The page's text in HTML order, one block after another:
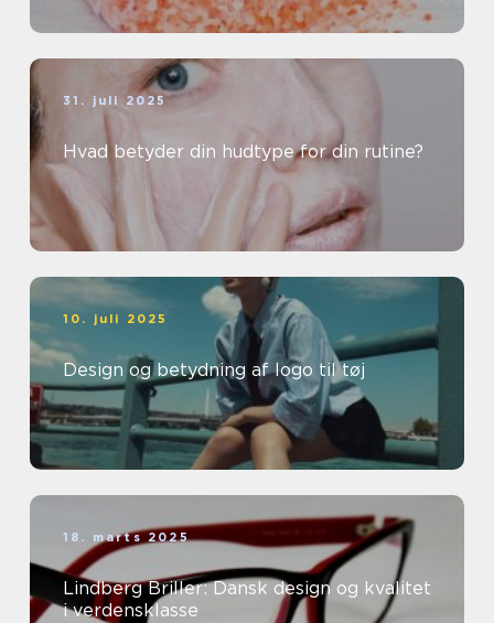
31. juli 2025
Hvad betyder din hudtype for din rutine?
10. juli 2025
Design og betydning af logo til tøj
18. marts 2025
Lindberg Briller: Dansk design og kvalitet
i verdensklasse